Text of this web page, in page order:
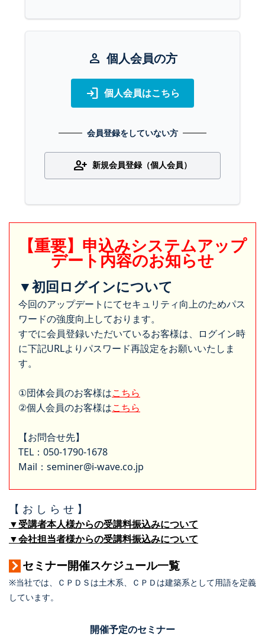
person 個人会員の方
login 個人会員はこちら
会員登録をしていない方
person_add 新規会員登録（個人会員）
【重要】申込みシステムアップ
デート内容のお知らせ
▼初回ログインについて
今回のアップデートにてセキュリティ向上のためパス
ワードの強度向上しております。
すでに会員登録いただいているお客様は、ログイン時
に下記URLよりパスワード再設定をお願いいたしま
す。
①団体会員のお客様はこちら
②個人会員のお客様はこちら
【お問合せ先】
TEL：050-1790-1678
Mail：seminer@i-wave.co.jp
【 お し ら せ 】
▼受講者本人様からの受講料振込みについて
▼会社担当者様からの受講料振込みについて
セミナー開催スケジュール一覧
※当社では、ＣＰＤＳは土木系、ＣＰＤは建築系として用語を定義
しています。
開催予定のセミナー